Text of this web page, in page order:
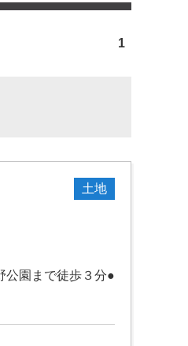
1
土地
公園まで徒歩３分●